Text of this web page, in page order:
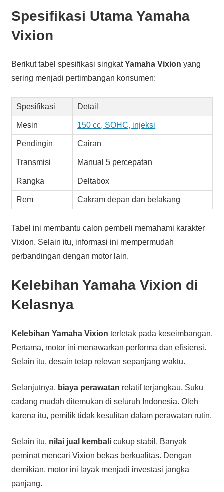
Spesifikasi Utama Yamaha
Vixion
Berikut tabel spesifikasi singkatYamaha Vixion yang
sering menjadi pertimbangan konsumen:
Spesifikasi Detail
Mesin 150 cc, SOHC, injeksi
Pendingin Cairan
Transmisi Manual 5 percepatan
Rangka Deltabox
Rem Cakram depan dan belakang
Tabel ini membantu calon pembeli memahami karakter
Vixion. Selain itu, informasi ini mempermudah
perbandingan dengan motor lain.
Kelebihan Yamaha Vixion di
Kelasnya
Kelebihan Yamaha Vixion terletak pada keseimbangan.
Pertama, motor ini menawarkan performa dan efisiensi.
Selain itu, desain tetap relevan sepanjang waktu.
Selanjutnya, biaya perawatan relatif terjangkau. Suku
cadang mudah ditemukan di seluruh Indonesia. Oleh
karena itu, pemilik tidak kesulitan dalam perawatan rutin.
Selain itu, nilai jual kembalicukup stabil. Banyak
peminat mencari Vixion bekas berkualitas. Dengan
demikian, motor ini layak menjadi investasi jangka
panjang.